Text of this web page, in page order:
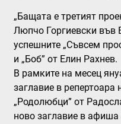
„Бащата е третият
Люпчо Горгиевски във
успешните „Съвсем
и „Боб” от Елин Рахнев.
В рамките на месец
заглавие в репертоара
„Родолюбци” от
ново заглавие в афиша